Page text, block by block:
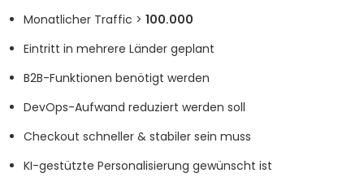
Monatlicher Traffic > 100.000
Eintritt in mehrere Länder geplant
B2B-Funktionen benötigt werden
DevOps-Aufwand reduziert werden soll
Checkout schneller & stabiler sein muss
KI-gestützte Personalisierung gewünscht ist